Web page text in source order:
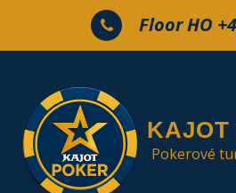
Skip to the content
Floor HO
KAJOT
Pokerové